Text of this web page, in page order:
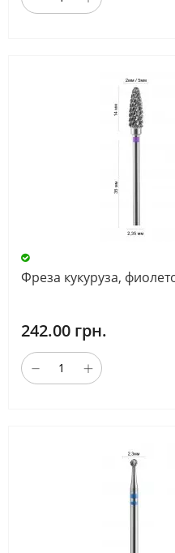
Фреза кукуруза,
242.00 грн.